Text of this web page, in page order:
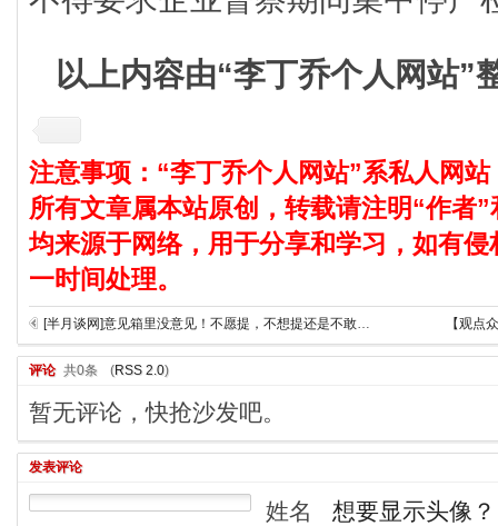
以上内容由“李丁乔个人网站”
注意事项：“李丁乔个人网站”系私人网
所有文章属本站原创，转载请注明“作者
均来源于网络，用于分享和学习，如有
一时间处理。
[半月谈网]意见箱里没意见！不愿提，不想提还是不敢提？ 【观点
评论 共0条 (RSS 2.0)
暂无评论，快抢沙发吧。
发表评论
姓名
想要显示头像？